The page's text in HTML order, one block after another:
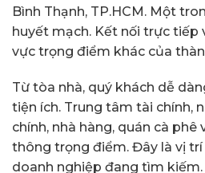
Bình Thạnh, TP.HCM. Một
huyết mạch. Kết nối trực tiếp
vực trọng điểm khác của
Từ tòa nhà, quý khách dễ
tiện ích. Trung tâm tài chính,
chính, nhà hàng, quán cà phê
thông trọng điểm. Đây là vị
doanh nghiệp đang tìm kiếm.